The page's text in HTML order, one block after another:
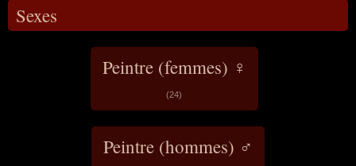
Sexes
Peintre (femmes) ♀
(24)
Peintre (hommes) ♂